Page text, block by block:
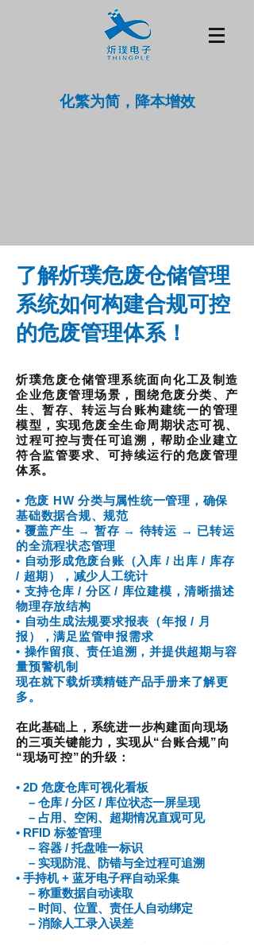
化繁为简，降本增效
了解炘璞危废仓储管理
系统如何构建合规可控
的危废管理体系！
炘璞危废仓储管理系统面向化工及制造
企业危废管理场景，围绕危废分类、产
生、暂存、转运与台账构建统一的管理
模型，实现危废全生命周期状态可视、
过程可控与责任可追溯，帮助企业建立
符合监管要求、可持续运行的危废管理
体系。
​• 危废 HW 分类与属性统一管理，确保
基础数据合规、规范
• 覆盖产生 → 暂存 → 待转运 → 已转运
的全流程状态管理
• 自动形成危废台账（入库 / 出库 / 库存
/ 超期），减少人工统计
• 支持仓库 / 分区 / 库位建模，清晰描述
物理存放结构
• 自动生成法规要求报表（年报 / 月
报），满足监管申报需求
• 操作留痕、责任追溯，并提供超期与容
量预警机制
现在就下载炘璞精链产品手册来了解更
多。
在此基础上，系统进一步构建面向现场
的三项关键能力，实现从“台账合规”向
“现场可控”的升级：
• 2D 危废仓库可视化看板
– 仓库 / 分区 / 库位状态一屏呈现
– 占用、空闲、超期情况直观可见
• RFID 标签管理
– 容器 / 托盘唯一标识
– 实现防混、防错与全过程可追溯
• 手持机 + 蓝牙电子秤自动采集
– 称重数据自动读取
– 时间、位置、责任人自动绑定
– 消除人工录入误差